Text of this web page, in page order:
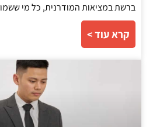
ברשת במציאות המודרנית, כל מי ששמו
קרא עוד >